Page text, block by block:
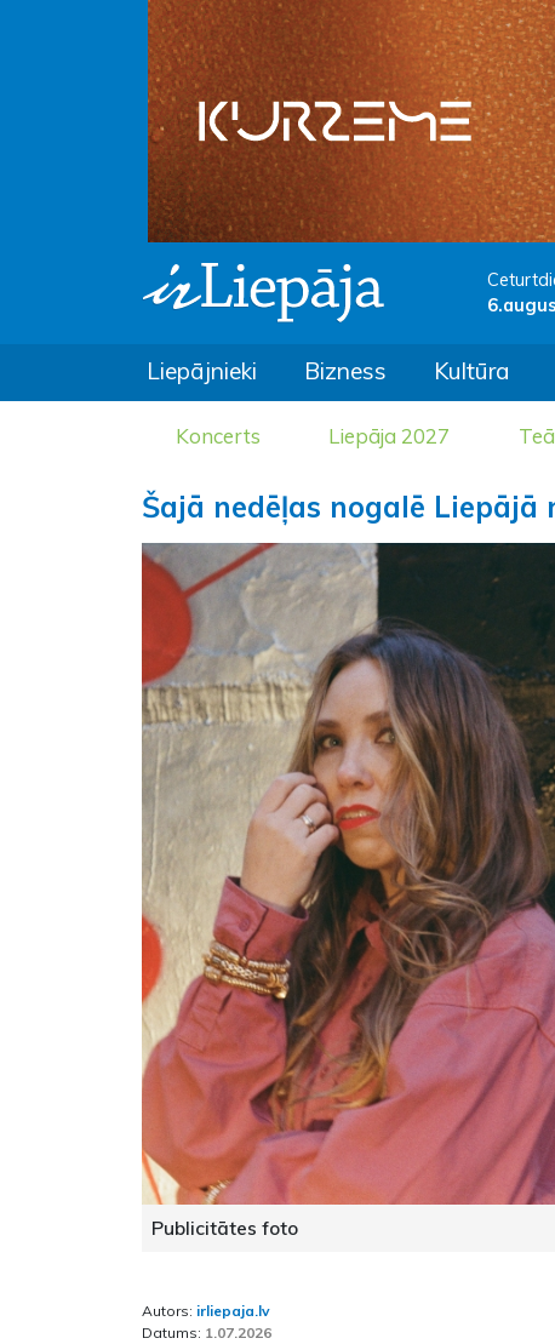
Liepājnieki Bizness Kultūra
Koncerts Liepāja 2027
Šajā nedēļas nogalē
Publicitātes foto
Autors: irliepaja.lv
Datums: 1.07.2026